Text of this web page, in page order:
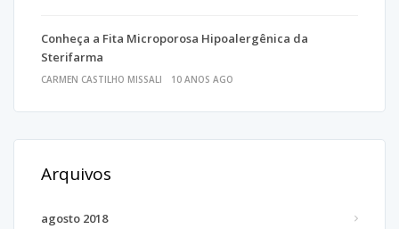
Conheça a Fita Microporosa Hipoalergênica da
Sterifarma
CARMEN CASTILHO MISSALI 10 ANOS AGO
Arquivos
agosto 2018